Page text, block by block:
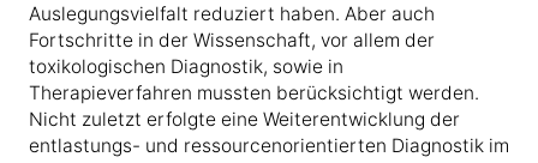
Auslegungsvielfalt reduziert haben. Aber auch
Fortschritte in der Wissenschaft, vor allem der
toxikologischen Diagnostik, sowie in
Therapieverfahren mussten berücksichtigt werden.
Nicht zuletzt erfolgte eine Weiterentwicklung der
entlastungs- und ressourcenorientierten Diagnostik im